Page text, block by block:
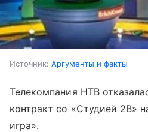
Источник: Аргументы и факты
Телекомпания НТВ
контракт со «Студией 2В»
игра».